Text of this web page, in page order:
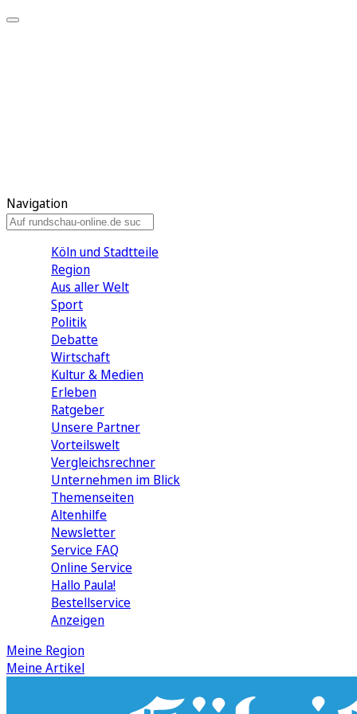
Navigation
Köln und Stadtteile
Region
Aus aller Welt
Sport
Politik
Debatte
Wirtschaft
Kultur & Medien
Erleben
Ratgeber
Unsere Partner
Vorteilswelt
Vergleichsrechner
Unternehmen im Blick
Themenseiten
Altenhilfe
Newsletter
Service FAQ
Online Service
Hallo Paula!
Bestellservice
Anzeigen
Meine Region
Meine Artikel